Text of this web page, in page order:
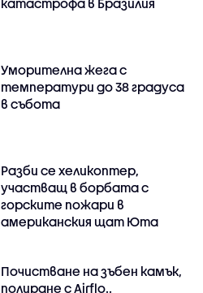
катастрофа в Бразилия
Уморителна жега с
температури до 38 градуса
в събота
Разби се хеликоптер,
участващ в борбата с
горските пожари в
американския щат Юта
Почистване на зъбен камък,
полиране с Airflo..